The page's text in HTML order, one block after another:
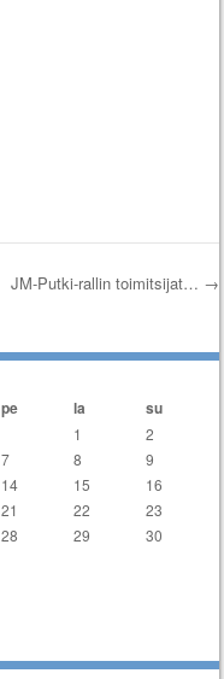
JM-Putki-rallin toimitsijat… →
pe la su
1
2
7 8
9
14 15
16
21 22
23
28 29
30